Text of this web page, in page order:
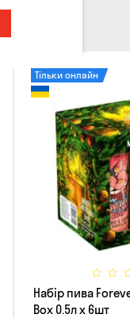
Тільки онлайн
Набір пива
Box 0.5л x 6шт